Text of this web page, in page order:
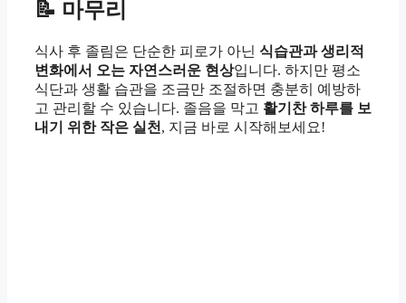
📝 마무리
식사 후 졸림은 단순한 피로가 아닌 식습관과 생리적
변화에서 오는 자연스러운 현상입니다. 하지만 평소
식단과 생활 습관을 조금만 조절하면 충분히 예방하
고 관리할 수 있습니다. 졸음을 막고 활기찬 하루를 보
내기 위한 작은 실천 , 지금 바로 시작해보세요!